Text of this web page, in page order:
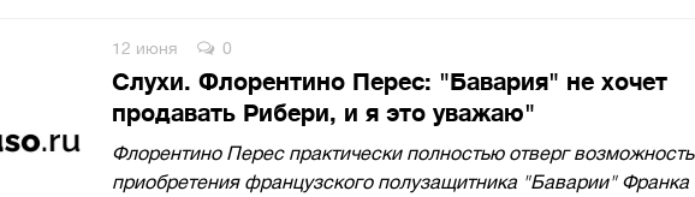
12 июня 0
Слухи. Флорентино Перес: "Бавария" не хочет
продавать Рибери, и я это уважаю"
Флорентино Перес практически полностью отверг возможность
приобретения французского полузащитника "Баварии" Франка